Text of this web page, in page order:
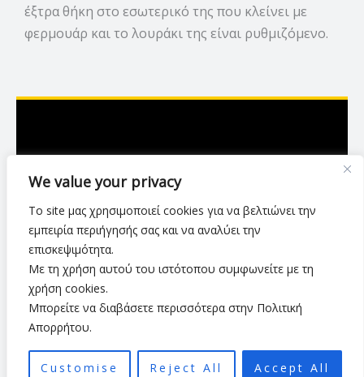
We value your privacy
Το site μας χρησιμοποιεί cookies για να βελτιώνει την
εμπειρία περιήγησής σας και να αναλύει την
επισκεψιμότητα.
Με τη χρήση αυτού του ιστότοπου συμφωνείτε με τη
χρήση cookies.
Μπορείτε να διαβάσετε περισσότερα στην Πολιτική
Απορρήτου.
Customise Reject All Accept All
έξτρα θήκη στο εσωτερικό της που κλείνει με
φερμουάρ και το λουράκι της είναι ρυθμιζόμενο.
luxurylarisa2024@gmail.com
Πολιτική Απορρήτου • Όροι Χρήσης •
Τρόποι & Μέθοδοι Αποστολής
Πολιτική Επιστροφών •
Τρόποι Πληρωμής